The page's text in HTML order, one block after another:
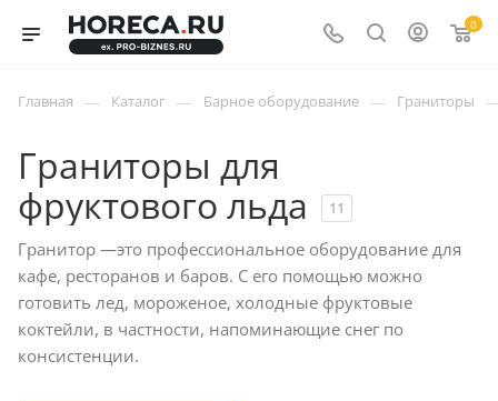
0
Главная — Каталог — Барное оборудование — Граниторы
Граниторы для
фруктового льда
11
Гранитор ―это профессиональное оборудование для
кафе, ресторанов и баров. С его помощью можно
готовить лед, мороженое, холодные фруктовые
коктейли, в частности, напоминающие снег по
консистенции.